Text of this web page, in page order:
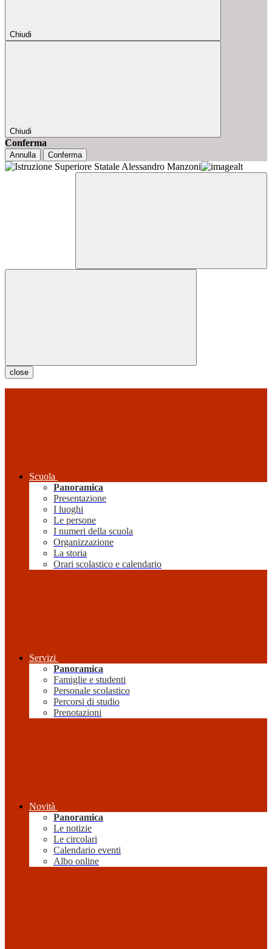
Chiudi
Chiudi
Conferma
Annulla Conferma
close
Scuola
Panoramica
Presentazione
I luoghi
Le persone
I numeri della scuola
Organizzazione
La storia
Orari scolastico e calendario
Servizi
Panoramica
Famiglie e studenti
Personale scolastico
Percorsi di studio
Prenotazioni
Novità
Panoramica
Le notizie
Le circolari
Calendario eventi
Albo online